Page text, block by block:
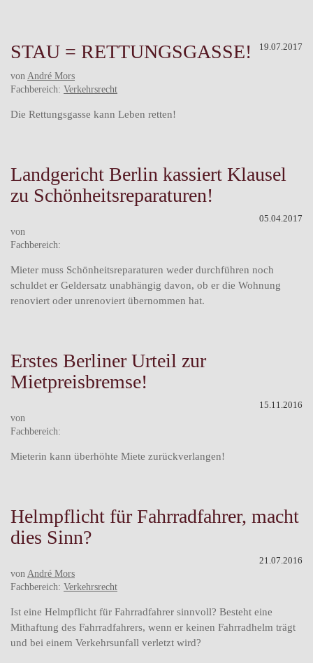
STAU = RETTUNGSGASSE! 19.07.2017
von André Mors
Fachbereich: Verkehrsrecht
Die Rettungsgasse kann Leben retten!
Landgericht Berlin kassiert Klausel
zu Schönheitsreparaturen!
05.04.2017
von
Fachbereich:
Mieter muss Schönheitsreparaturen weder durchführen noch
schuldet er Geldersatz unabhängig davon, ob er die Wohnung
renoviert oder unrenoviert übernommen hat.
Erstes Berliner Urteil zur
Mietpreisbremse!
15.11.2016
von
Fachbereich:
Mieterin kann überhöhte Miete zurückverlangen!
Helmpflicht für Fahrradfahrer, macht
dies Sinn?
21.07.2016
von André Mors
Fachbereich: Verkehrsrecht
Ist eine Helmpflicht für Fahrradfahrer sinnvoll? Besteht eine
Mithaftung des Fahrradfahrers, wenn er keinen Fahrradhelm trägt
und bei einem Verkehrsunfall verletzt wird?